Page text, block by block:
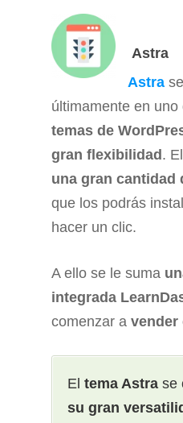
Astra
Astra
últimamente en uno
temas de
gran flexibilidad .
una gran cantidad
que los podrás
hacer un clic.
A ello se le suma
integrada
comenzar a vender
El tema Astra se
su gran